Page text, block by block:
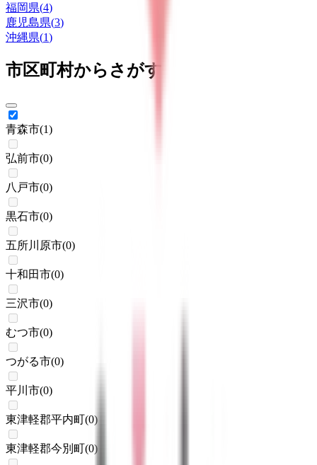
福岡県(4)
鹿児島県(3)
沖縄県(1)
市区町村からさがす
青森市(1)
弘前市(0)
八戸市(0)
黒石市(0)
五所川原市(0)
十和田市(0)
三沢市(0)
むつ市(0)
つがる市(0)
平川市(0)
東津軽郡平内町(0)
東津軽郡今別町(0)